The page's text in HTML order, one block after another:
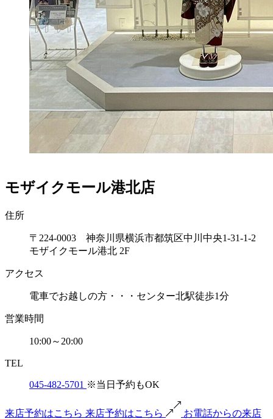
モザイクモール港北店
住所
〒224-0003 神奈川県横浜市都筑区中川中央1-31-1-2
モザイクモール港北 2F
アクセス
電車でお越しの方・・・センター北駅徒歩1分
営業時間
10:00～20:00
TEL
045-482-5701 ※当日予約もOK
来店予約はこちら 来店予約はこちら
お電話からの来店